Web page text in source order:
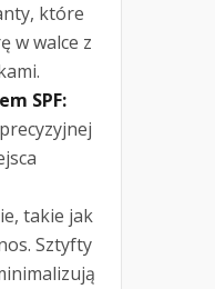
które
w walce z
SPF:
takie jak
Sztyfty